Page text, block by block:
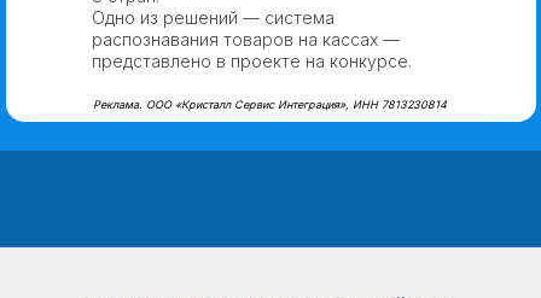
Одно из решений — система
распознавания товаров на кассах —
представлено в проекте на конкурсе.
Реклама. ООО «Кристалл Сервис Интеграция», ИНН 7813230814